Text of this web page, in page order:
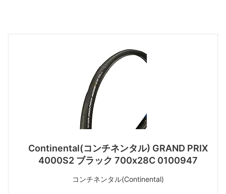
Continental(コンチネンタル) GRAND PRIX
4000S2 ブラック 700x28C 0100947
コンチネンタル(Continental)